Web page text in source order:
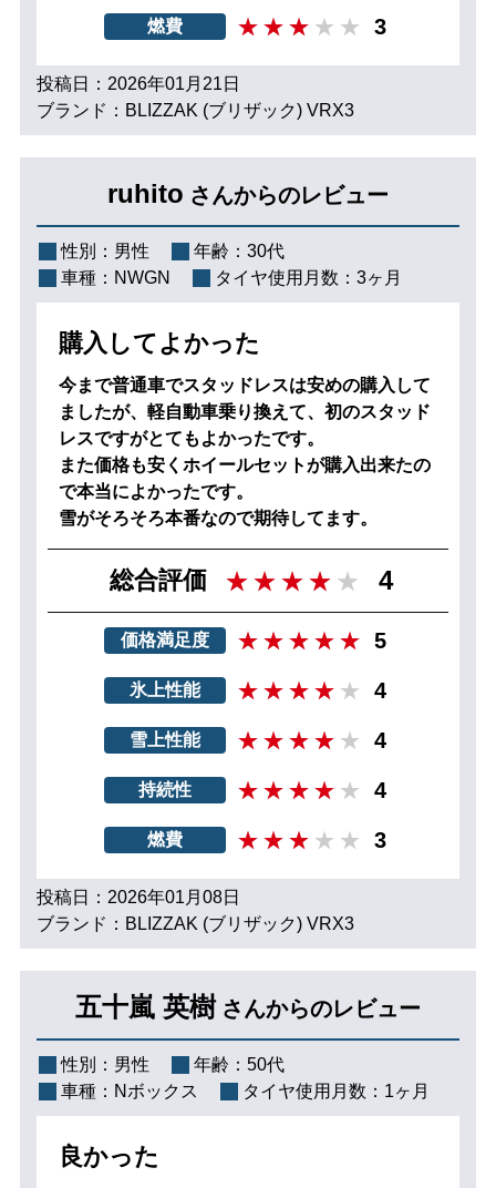
燃費 3
投稿日：2026年01月21日
ブランド：BLIZZAK (ブリザック) VRX3
ruhito さんからのレビュー
性別： 男性 年齢： 30代
車種： NWGN タイヤ使用月数： 3ヶ月
購入してよかった
今まで普通車でスタッドレスは安めの購入して
ましたが、軽自動車乗り換えて、初のスタッド
レスですがとてもよかったです。
また価格も安くホイールセットが購入出来たの
で本当によかったです。
雪がそろそろ本番なので期待してます。
総合評価 4
価格満足度 5
氷上性能 4
雪上性能 4
持続性 4
燃費 3
投稿日：2026年01月08日
ブランド：BLIZZAK (ブリザック) VRX3
五十嵐 英樹 さんからのレビュー
性別： 男性 年齢： 50代
車種： Nボックス タイヤ使用月数： 1ヶ月
良かった